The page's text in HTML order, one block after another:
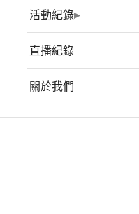
活動紀錄
直播紀錄
關於我們